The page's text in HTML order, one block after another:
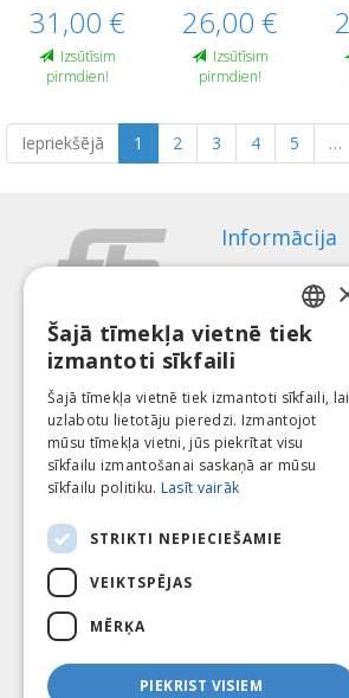
31,00 €
Izsūtīsim
pirmdien!
26,00 €
Izsūtīsim
pirmdien!
Iepriekšējā 1 2 3 4 5 …
Informācija
Apmaksas veidi
Atteikuma
Par mums
Kontakti
Lietošanas
Seko mums Atrodi mūs
Mēs pieņēmam
LATVIAN
ESTONIAN
Šajā tīmekļa vietnē tiek
izmantoti sīkfaili
Šajā tīmekļa vietnē tiek izmantoti sīkfaili, lai
uzlabotu lietotāju pieredzi. Izmantojot
mūsu tīmekļa vietni, jūs piekrītat visu
sīkfailu izmantošanai saskaņā ar mūsu
sīkfailu politiku. Lasīt vairāk
STRIKTI NEPIECIEŠAMIE
VEIKTSPĒJAS
MĒRĶA
PIEKRIST VISIEM